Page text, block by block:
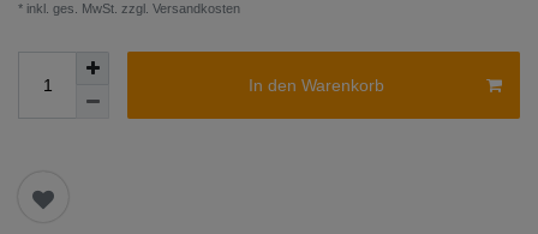
* inkl. ges. MwSt. zzgl. Versandkosten
In den Warenkorb